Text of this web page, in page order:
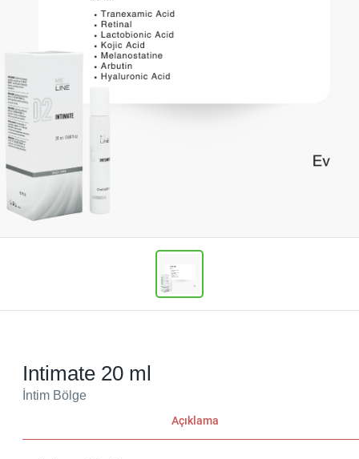
Intimate 20 ml
İntim Bölge
Açıklama